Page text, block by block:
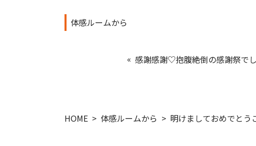
体感ルームから
感謝感謝♡抱腹絶倒の感謝祭でし
HOME 体感ルームから 明けましておめでとう